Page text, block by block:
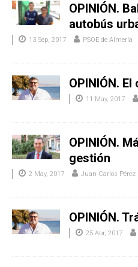
OPINIÓN.
autobús
13 Sep, 2017 PSOE de Almería
OPINIÓN.
11 May, 2017
OPINIÓN.
gestión
2 May, 2017 Juan Carlos Pérez
OPINIÓN.
25 Abr, 2017